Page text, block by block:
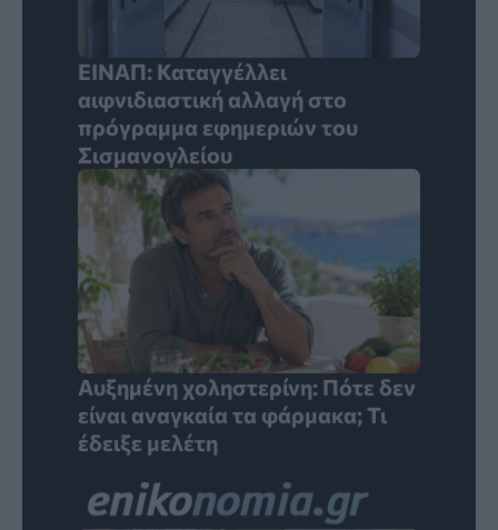
ΕΙΝΑΠ: Καταγγέλλει
αιφνιδιαστική αλλαγή στο
πρόγραμμα εφημεριών του
Σισμανογλείου
Αυξημένη χοληστερίνη: Πότε δεν
είναι αναγκαία τα φάρμακα; Τι
έδειξε μελέτη